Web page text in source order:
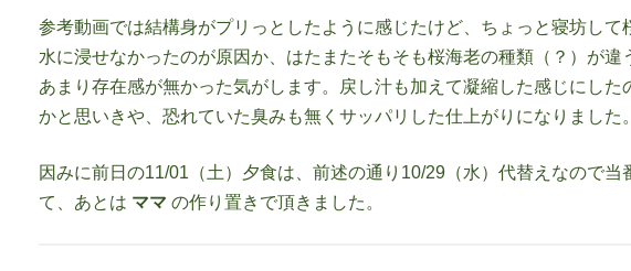
参考動画では結構身がプリっとしたように感じたけど、ちょっと寝坊して
水に浸せなかったのが原因か、はたまたそもそも桜海老の種類（？）が違
あまり存在感が無かった気がします。戻し汁も加えて凝縮した感じにした
かと思いきや、恐れていた臭みも無くサッパリした仕上がりになりました。
因みに前日の11/01（土）夕食は、前述の通り10/29（水）代替えなので
て、あとは ママ の作り置きで頂きました。